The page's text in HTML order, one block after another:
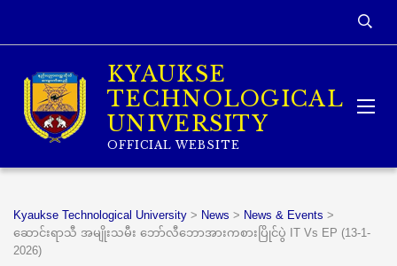
KYAUKSE
TECHNOLOGICAL
UNIVERSITY
OFFICIAL WEBSITE
Kyaukse Technological University > News > News & Events >
ဆောင်းရာသီ အမျိုးသမီး ဘော်လီဘောအားကစားပြိုင်ပွဲ IT Vs EP (13-1-
2026)